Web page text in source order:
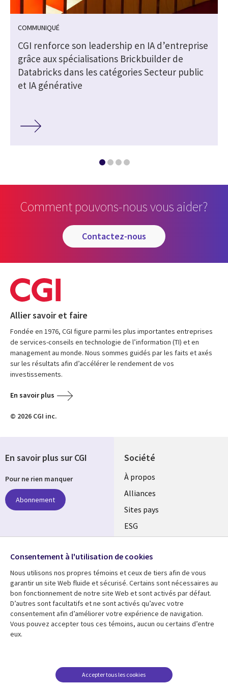
COMMUNIQUÉ
CGI renforce son leadership en IA d’entreprise
grâce aux spécialisations Brickbuilder de
Databricks dans les catégories Secteur public
et IA générative
Comment pouvons-nous vous aider?
contactez-nous
Allier savoir et faire
Fondée en 1976, CGI figure parmi les plus importantes entreprises
de services-conseils en technologie de l’information (TI) et en
management au monde. Nous sommes guidés par les faits et axés
sur les résultats afin d’accélérer le rendement de vos
investissements.
En savoir plus
© 2026 CGI inc.
Société
À propos
Alliances
Sites pays
ESG
Fusions
Salle de presse
Ressources
Articles
Études de cas
Support
Restrictions et
conditions juridiques
En savoir plus sur CGI
Pour ne rien manquer
Abonnement
Suivez-nous
Social
Media
Global
FR
Consentement à l'utilisation de cookies
Nous utilisons nos propres témoins et ceux de tiers afin de vous
garantir un site Web fluide et sécurisé. Certains sont nécessaires au
bon fonctionnement de notre site Web et sont activés par défaut.
D’autres sont facultatifs et ne sont activés qu’avec votre
consentement afin d’améliorer votre expérience de navigation.
Vous pouvez accepter tous ces témoins, aucun ou certains d’entre
eux.
Accepter tous les cookies